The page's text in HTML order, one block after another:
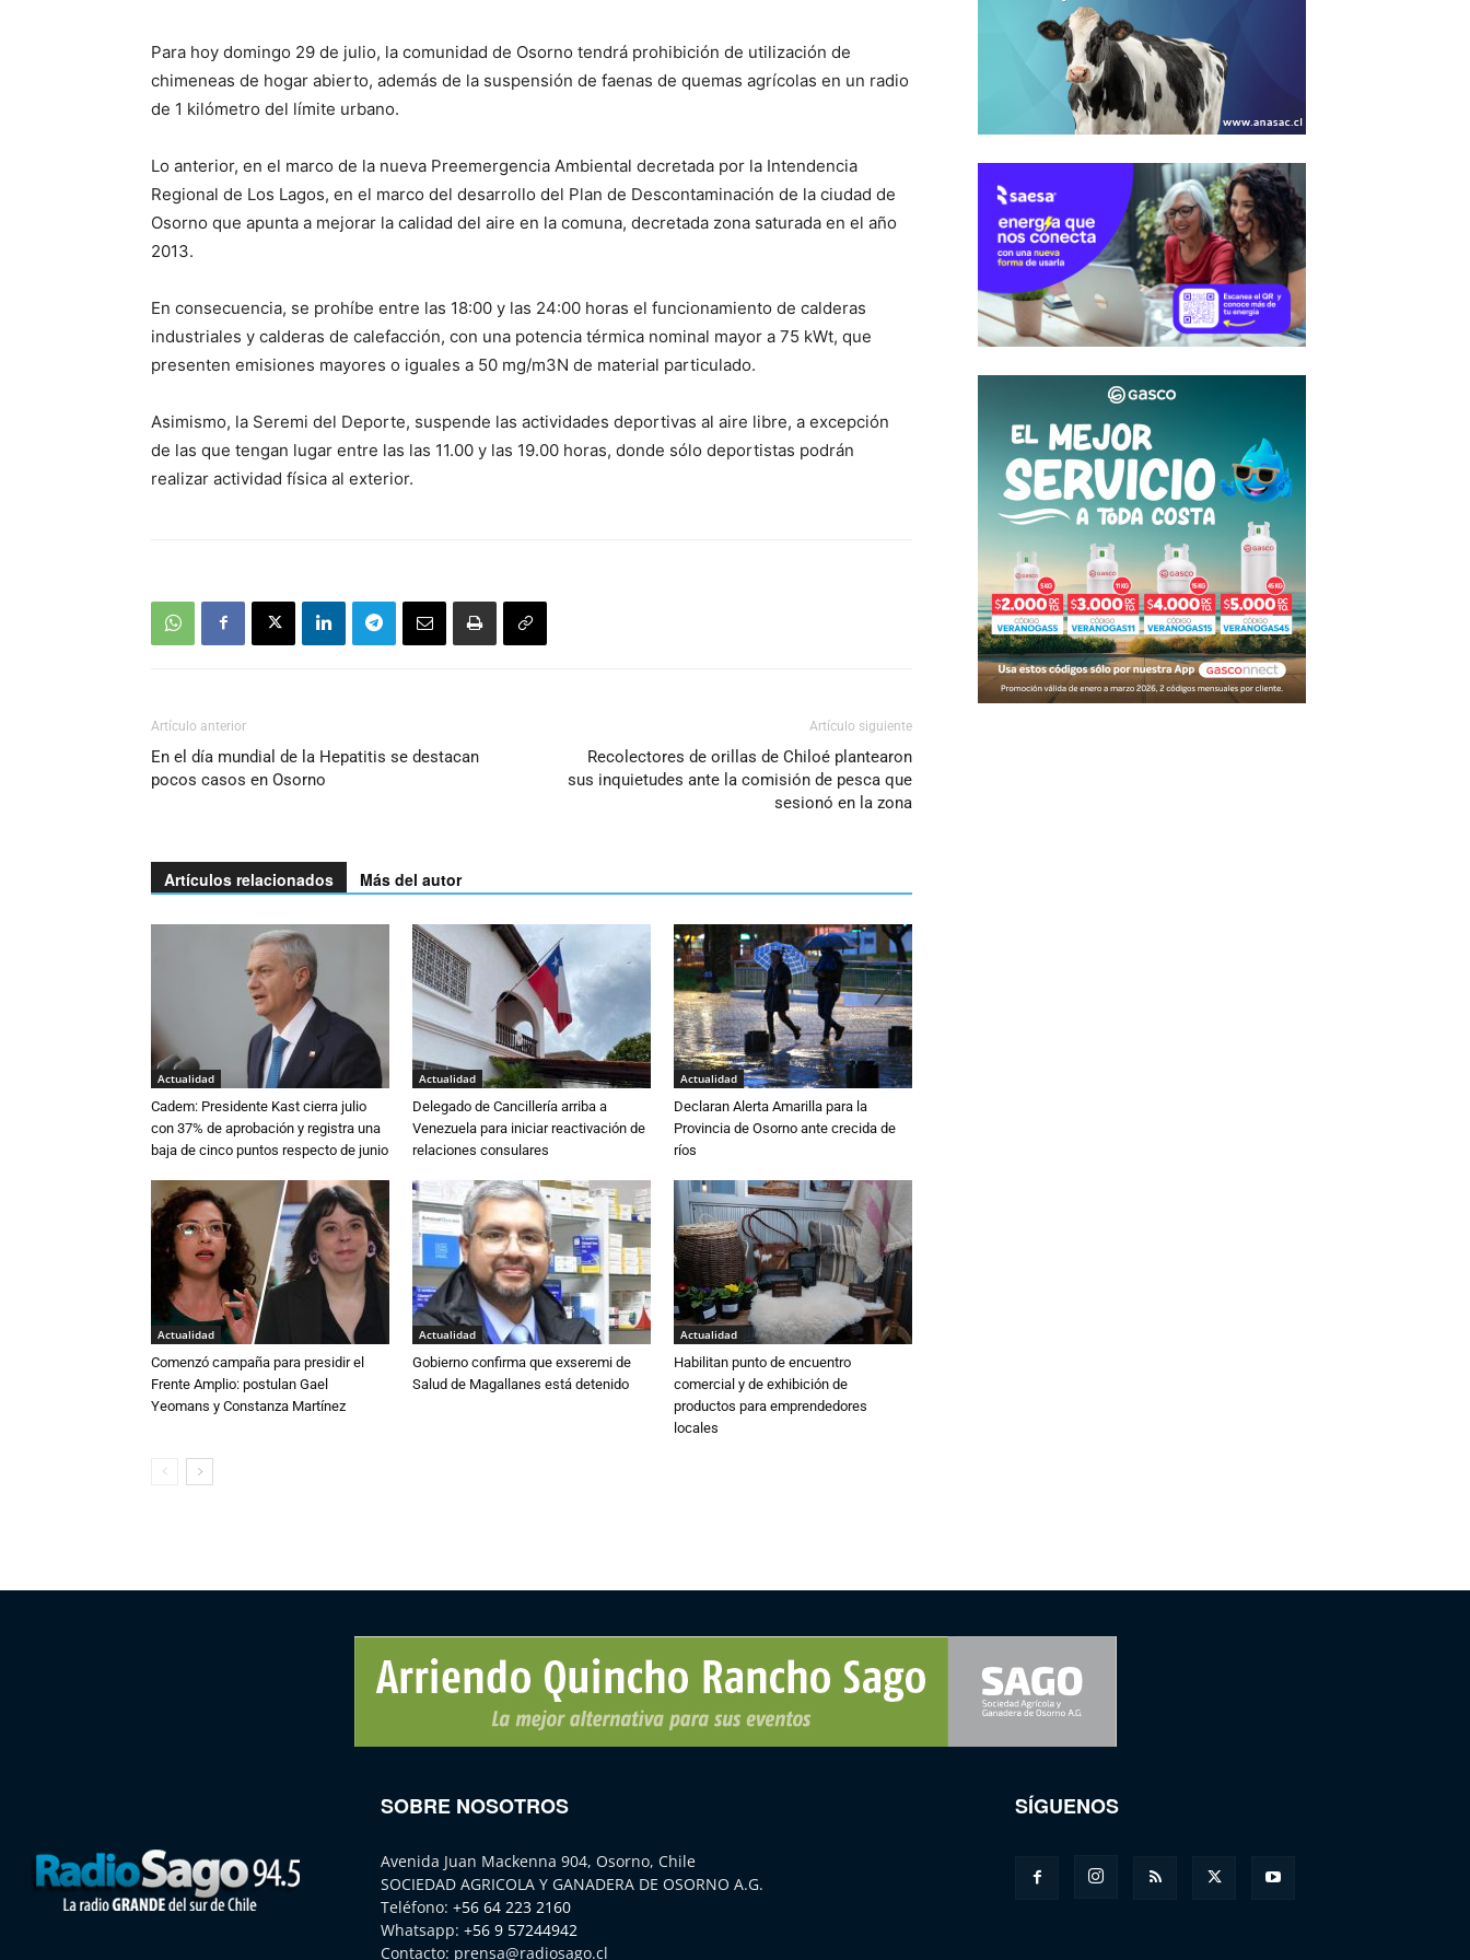
Para hoy domingo 29 de julio, la comunidad de Osorno tendrá prohibición de utilización de
chimeneas de hogar abierto, además de la suspensión de faenas de quemas agrícolas en un radio
de 1 kilómetro del límite urbano.
Lo anterior, en el marco de la nueva Preemergencia Ambiental decretada por la Intendencia
Regional de Los Lagos, en el marco del desarrollo del Plan de Descontaminación de la ciudad de
Osorno que apunta a mejorar la calidad del aire en la comuna, decretada zona saturada en el año
2013.
En consecuencia, se prohíbe entre las 18:00 y las 24:00 horas el funcionamiento de calderas
industriales y calderas de calefacción, con una potencia térmica nominal mayor a 75 kWt, que
presenten emisiones mayores o iguales a 50 mg/m3N de material particulado.
Asimismo, la Seremi del Deporte, suspende las actividades deportivas al aire libre, a excepción
de las que tengan lugar entre las las 11.00 y las 19.00 horas, donde sólo deportistas podrán
realizar actividad física al exterior.
Artículo anterior
En el día mundial de la Hepatitis se destacan
pocos casos en Osorno
Artículo siguiente
Recolectores de orillas de Chiloé plantearon
sus inquietudes ante la comisión de pesca que
sesionó en la zona
Artículos relacionados Más del autor
Actualidad
Cadem: Presidente Kast cierra julio
con 37% de aprobación y registra una
baja de cinco puntos respecto de junio
Actualidad
Delegado de Cancillería arriba a
Venezuela para iniciar reactivación de
relaciones consulares
Actualidad
Declaran Alerta Amarilla para la
Provincia de Osorno ante crecida de
ríos
Actualidad
Comenzó campaña para presidir el
Frente Amplio: postulan Gael
Yeomans y Constanza Martínez
Actualidad
Gobierno confirma que exseremi de
Salud de Magallanes está detenido
Actualidad
Habilitan punto de encuentro
comercial y de exhibición de
productos para emprendedores
locales
SOBRE NOSOTROS
Avenida Juan Mackenna 904, Osorno, Chile
SOCIEDAD AGRICOLA Y GANADERA DE OSORNO A.G.
Teléfono: +56 64 223 2160
Whatsapp: +56 9 57244942
Contacto: prensa@radiosago.cl
SÍGUENOS